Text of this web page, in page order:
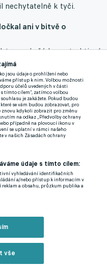
nechytatelně k tyči.
ani v bitvě o
žádnou atraktivní
a rozkouskovaný. K
až Davide Faraoni,
po dlouhém vhazování,
se ve vápně s míčem
mezi nohama jednoho
vedení. Do poločasu mohlo
by však musel osamocený
až poločasové změny.
Cambiaghi, však
pouze doprostřed
se šikovně prosmýkl do
pokutového kopu se
počkal na pohyb gólmana a
jsou údaje o prohlížení nebo
přístup k nim. Volbou možnosti
účelů uvedených v části
tímto cílem“, zatímco volbou
je zakážete. Pokud budou
se vám budou zobrazovat, pro
kdykoli zobrazit pro změnu
na odkaz „Předvolby ochrany
případně na plovoucí ikonu v
se uplatní v rámci našeho
v našich Zásadách ochrany
údaje s tímto cílem:
vyhledávání identifikačních
a/nebo přístup k informacím v
reklam a obsahu, průzkum publika a
vše